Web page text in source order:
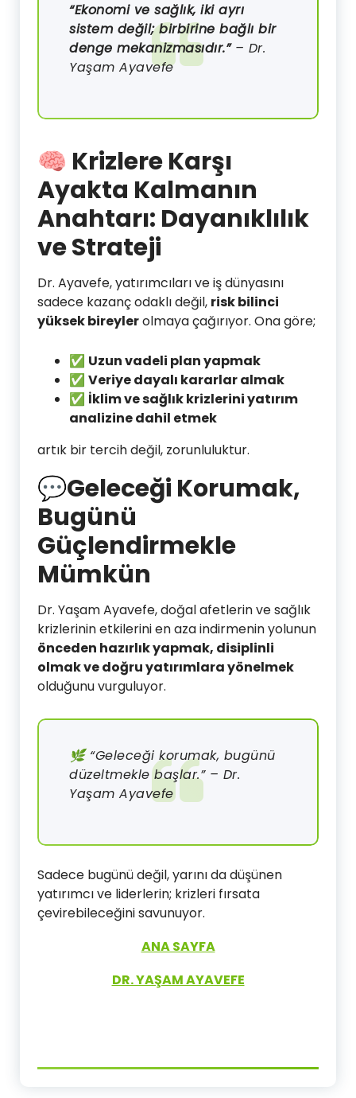
“Ekonomi ve sağlık, iki ayrı
sistem değil; birbirine bağlı bir
denge mekanizmasıdır.”– Dr.
Yaşam Ayavefe
🧠 Krizlere Karşı
Ayakta Kalmanın
Anahtarı: Dayanıklılık
ve Strateji
Dr. Ayavefe, yatırımcıları ve iş dünyasını
sadece kazanç odaklı değil, risk bilinci
yüksek bireylerolmaya çağırıyor. Ona göre;
✅ Uzun vadeli plan yapmak
✅ Veriye dayalı kararlar almak
✅ İklim ve sağlık krizlerini yatırım
analizine dahil etmek
artık bir tercih değil, zorunluluktur.
💬Geleceği Korumak,
Bugünü
Güçlendirmekle
Mümkün
Dr. Yaşam Ayavefe, doğal afetlerin ve sağlık
krizlerinin etkilerini en aza indirmenin yolunun
önceden hazırlık yapmak, disiplinli
olmak ve doğru yatırımlara yönelmek
olduğunu vurguluyor.
🌿 “Geleceği korumak, bugünü
düzeltmekle başlar.” – Dr.
Yaşam Ayavefe
Sadece bugünü değil, yarını da düşünen
yatırımcı ve liderlerin; krizleri fırsata
çevirebileceğini savunuyor.
ANA SAYFA
DR. YAŞAM AYAVEFE